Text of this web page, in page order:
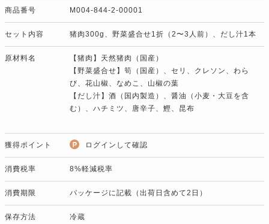
商品番号 M004-844-2-00001
セット内容 猪肉300g、野菜盛合せ1折（2〜3人前）、だし汁1本
原材料名
【猪肉】天然猪肉（国産）
【野菜盛合せ】筍（国産）、セリ、クレソン、わら
び、花山椒、なめこ、山椒の葉
【だし汁】酒（国内製造）、醤油（小麦・大豆を含
む）、ハチミツ、唐辛子、鰹、昆布
獲得ポイント ログインして確認
消費税率 8%軽減税率
消費期限 パッケージに記載（出荷日含めて2日）
保存方法 冷蔵